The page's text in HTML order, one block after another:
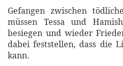
Gefangen zwischen
müssen Tessa und
besiegen und wieder
dabei feststellen, dass die
kann.